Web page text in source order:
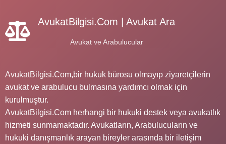
AvukatBilgisi.Com | Avukat Ara
Avukat ve Arabulucular
AvukatBilgisi.Com,bir hukuk bürosu olmayıp ziyaretçilerin
avukat ve arabulucu bulmasına yardımcı olmak için
kurulmuştur.
AvukatBilgisi.Com herhangi bir hukuki destek veya avukatlık
hizmeti sunmamaktadır. Avukatların, Arabulucuların ve
hukuki danışmanlık arayan bireyler arasında bir iletişim